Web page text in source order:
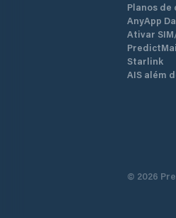
Planos de
AnyApp
Ativar
Starlink
AIS além
© 2026